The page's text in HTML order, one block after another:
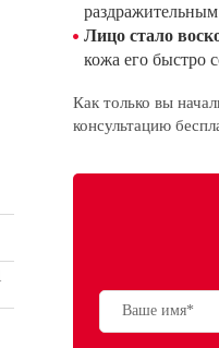
Лицо стало
кожа его быстро
Как только вы
консультацию